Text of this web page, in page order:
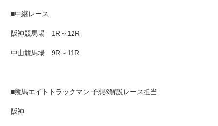
■中継レース
阪神競馬場 1R～12R
中山競馬場 9R～11R
■競馬エイトトラックマン 予想&解説レース担当
阪神